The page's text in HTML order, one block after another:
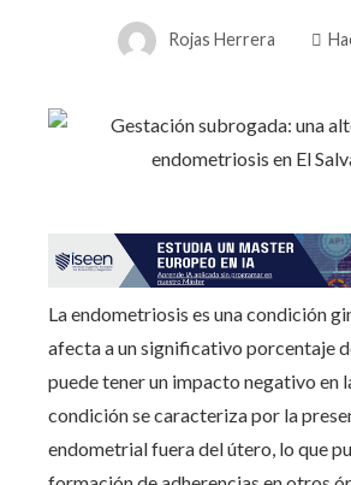
Rojas Herrera
La endometriosis es una condición
afecta a un significativo porcentaje
puede tener un impacto negativo en
condición se caracteriza por la
endometrial fuera del útero, lo que